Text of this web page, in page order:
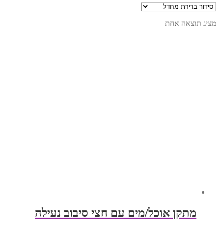
מציג תוצאה אחת
מתקן אוכל/מים עם חצי סיבוב נעילה